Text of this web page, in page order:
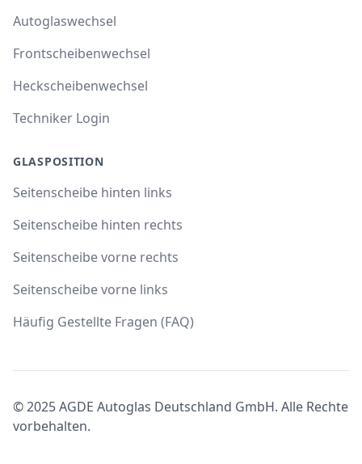
Autoglaswechsel
Frontscheibenwechsel
Heckscheibenwechsel
Techniker Login
GLASPOSITION
Seitenscheibe hinten links
Seitenscheibe hinten rechts
Seitenscheibe vorne rechts
Seitenscheibe vorne links
Häufig Gestellte Fragen (FAQ)
© 2025 AGDE Autoglas Deutschland GmbH. Alle Rechte
vorbehalten.